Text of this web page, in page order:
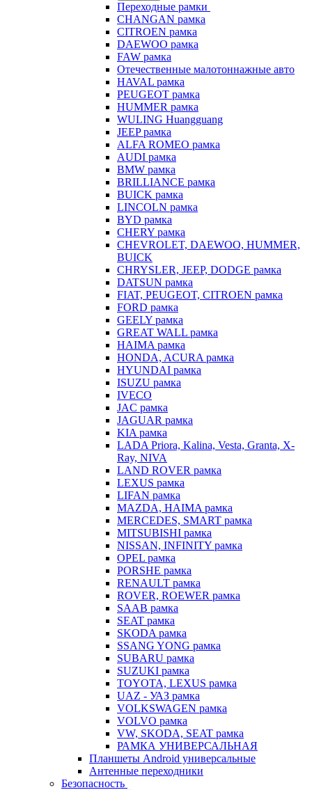
Переходные рамки
CHANGAN рамка
CITROEN рамка
DAEWOO рамка
FAW рамка
Отечественные малотоннажные авто
HAVAL рамка
PEUGEOT рамка
HUMMER рамка
WULING Huangguang
JEEP рамка
ALFA ROMEO рамка
AUDI рамка
BMW рамка
BRILLIANCE рамка
BUICK рамка
LINCOLN рамка
BYD рамка
CHERY рамка
CHEVROLET, DAEWOO, HUMMER,
BUICK
CHRYSLER, JEEP, DODGE рамка
DATSUN рамка
FIAT, PEUGEOT, CITROEN рамка
FORD рамка
GEELY рамка
GREAT WALL рамка
HAIMA рамка
HONDA, ACURA рамка
HYUNDAI рамка
ISUZU рамка
IVECO
JAC рамка
JAGUAR рамка
KIA рамка
LADA Priora, Kalina, Vesta, Granta, X-
Ray, NIVA
LAND ROVER рамка
LEXUS рамка
LIFAN рамка
MAZDA, HAIMA рамка
MERCEDES, SMART рамка
MITSUBISHI рамка
NISSAN, INFINITY рамка
OPEL рамка
PORSHE рамка
RENAULT рамка
ROVER, ROEWER рамка
SAAB рамка
SEAT рамка
SKODA рамка
SSANG YONG рамка
SUBARU рамка
SUZUKI рамка
TOYOTA, LEXUS рамка
UAZ - УАЗ рамка
VOLKSWAGEN рамка
VOLVO рамка
VW, SKODA, SEAT рамка
РАМКА УНИВЕРСАЛЬНАЯ
Планшеты Android универсальные
Антенные переходники
Безопасность